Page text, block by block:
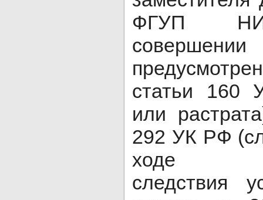
ФГУП
статьи 160
или
292 УК РФ
ходе
следствия